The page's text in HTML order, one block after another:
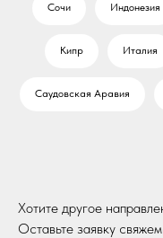
Сочи Индонезия
Кипр Италия
Саудовская Аравия
Хотите другое
Оставьте заявку